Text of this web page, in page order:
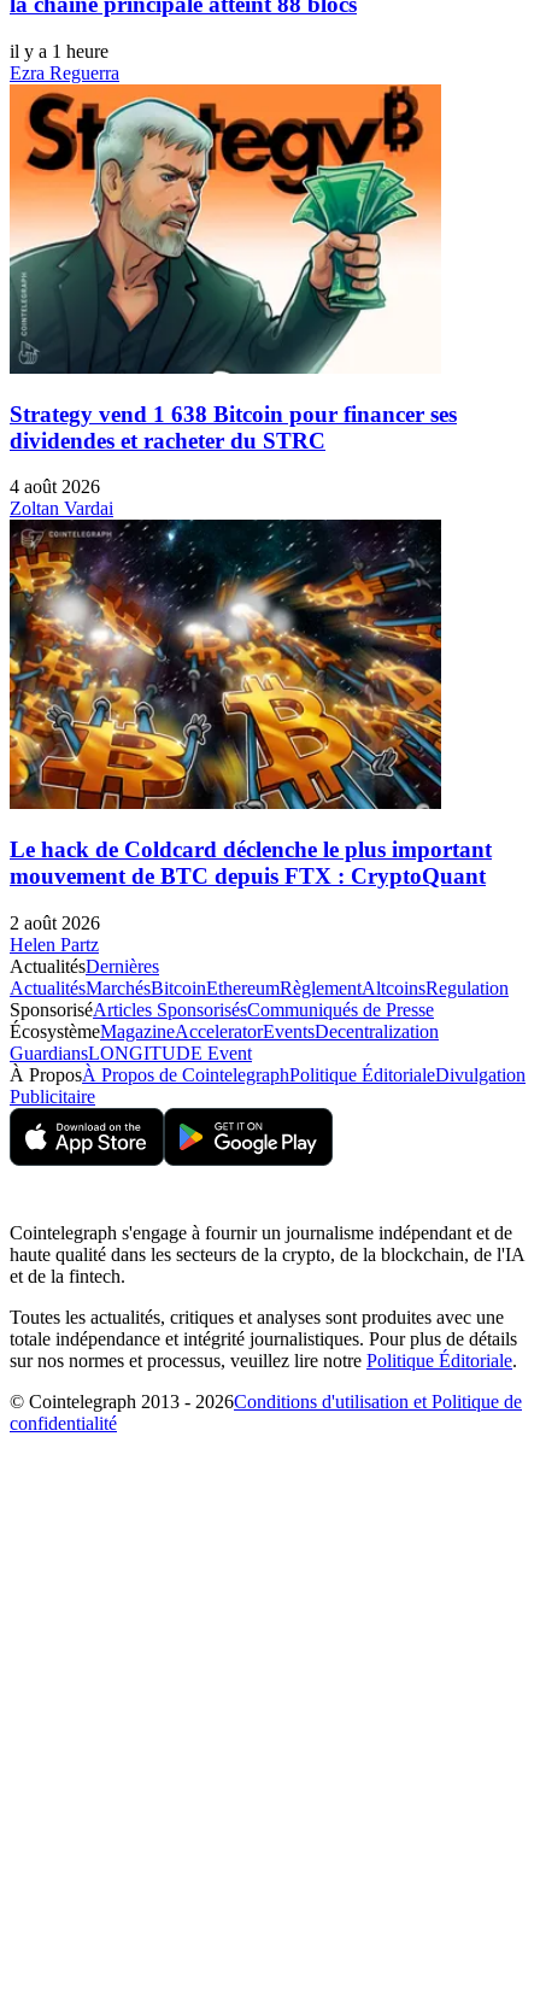
il y a 1 heure
Ezra Reguerra
Strategy vend 1 638 Bitcoin pour financer ses
dividendes et racheter du STRC
4 août 2026
Zoltan Vardai
Le hack de Coldcard déclenche le plus important
mouvement de BTC depuis FTX : CryptoQuant
2 août 2026
Helen Partz
ActualitésDernières
ActualitésMarchésBitcoinEthereumRèglementAltcoinsRegulation
SponsoriséArticles SponsorisésCommuniqués de Presse
ÉcosystèmeMagazineAcceleratorEventsDecentralization
GuardiansLONGITUDE Event
À ProposÀ Propos de CointelegraphPolitique ÉditorialeDivulgation
Publicitaire
Cointelegraph s'engage à fournir un journalisme indépendant et de
haute qualité dans les secteurs de la crypto, de la blockchain, de l'IA
et de la fintech.
Toutes les actualités, critiques et analyses sont produites avec une
totale indépendance et intégrité journalistiques. Pour plus de détails
sur nos normes et processus, veuillez lire notre Politique Éditoriale.
© Cointelegraph 2013 - 2026Conditions d'utilisation et Politique de
confidentialité